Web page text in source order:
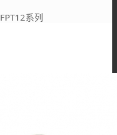
FPT12系列